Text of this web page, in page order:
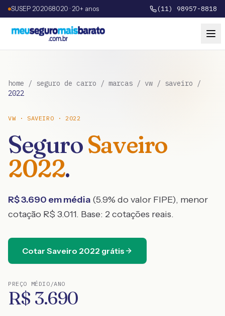
SUSEP 202068020 · 20+ anos (11) 98957-8818
home / seguro de carro / marcas / vw / saveiro /
2022
VW ·SAVEIRO · 2022
SeguroSaveiro
2022.
R$3.690 em média (5.9% do valor FIPE), menor
cotação R$ 3.011. Base: 2cotações reais.
Cotar Saveiro 2022 grátis
PREÇO MÉDIO/ANO
R$ 3.690